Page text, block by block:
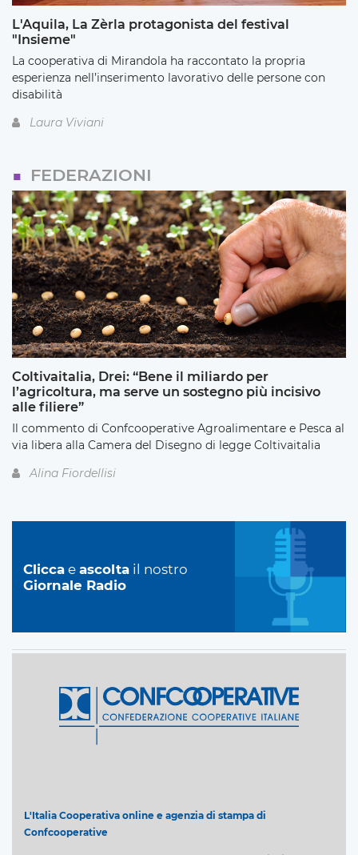
L'Aquila, La Zèrla protagonista del festival
"Insieme"
La cooperativa di Mirandola ha raccontato la propria
esperienza nell’inserimento lavorativo delle persone con
disabilità
Laura Viviani
FEDERAZIONI
Coltivaitalia, Drei: “Bene il miliardo per
l’agricoltura, ma serve un sostegno più incisivo
alle filiere”
Il commento di Confcooperative Agroalimentare e Pesca al
via libera alla Camera del Disegno di legge Coltivaitalia
Alina Fiordellisi
Clicca e ascolta il nostro
Giornale Radio
L'Italia Cooperativa online e agenzia di stampa di
Confcooperative